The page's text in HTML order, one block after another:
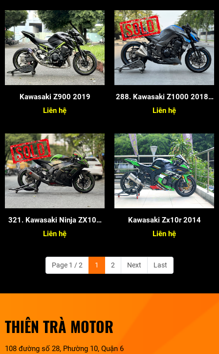
Kawasaki Z900 2019
Liên hệ
288. Kawasaki Z1000 2018 -
Màu Xám Xanh
Liên hệ
321. Kawasaki Ninja ZX10R
2020
Liên hệ
Kawasaki Zx10r 2014
Liên hệ
Page 1 / 2 1 2 Next Last
THIÊN TRÀ MOTOR
108 đường số 28, Phường 10, Quận 6